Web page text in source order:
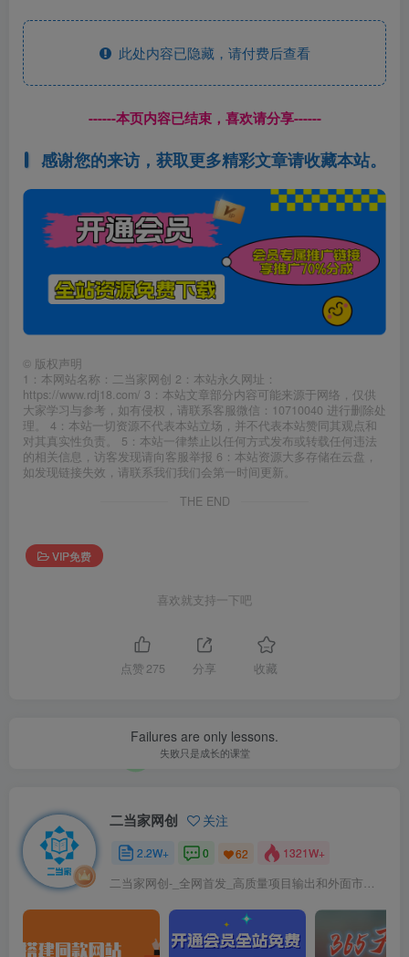
此处内容已隐藏，请付费后查看
------本页内容已结束，喜欢请分享------
感谢您的来访，获取更多精彩文章请收藏本站。
© 版权声明
1：本网站名称：二当家网创 2：本站永久网址：
https://www.rdj18.com/ 3：本站文章部分内容可能来源于网络，仅供
大家学习与参考，如有侵权，请联系客服微信：10710040 进行删除处
理。 4：本站一切资源不代表本站立场，并不代表本站赞同其观点和
对其真实性负责。 5：本站一律禁止以任何方式发布或转载任何违法
的相关信息，访客发现请向客服举报 6：本站资源大多存储在云盘，
如发现链接失效，请联系我们我们会第一时间更新。
THE END
VIP免费
喜欢就支持一下吧
点赞 275 分享 收藏
Failures are only lessons.
失败只是成长的课堂
二当家网创 关注
2.2W+ 0 62 1321W+
二当家网创-_全网首发_高质量项目输出和外面市场高价课程一模一样